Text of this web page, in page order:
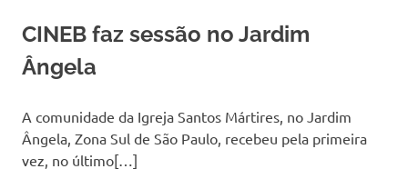
CINEB faz sessão no Jardim
Ângela
A comunidade da Igreja Santos Mártires, no Jardim
Ângela, Zona Sul de São Paulo, recebeu pela primeira
vez, no último[…]